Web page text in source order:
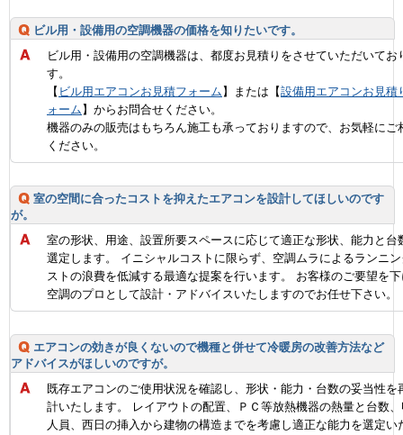
ビル用・設備用の空調機器の価格を知りたいです。
ビル用・設備用の空調機器は、都度お見積りをさせていただいてお
す。
【 ビル用エアコンお見積フォーム 】または【設備用エアコンお見積
ォーム 】からお問合せください。
機器のみの販売はもちろん施工も承っておりますので、お気軽にご
ください。
室の空間に合ったコストを抑えたエアコンを設計してほしいのです
が。
室の形状、用途、設置所要スペースに応じて適正な形状、能力と台
選定します。 イニシャルコストに限らず、空調ムラによるランニ
ストの浪費を低減する最適な提案を行います。 お客様のご要望を
空調のプロとして設計・アドバイスいたしますのでお任せ下さい。
エアコンの効きが良くないので機種と併せて冷暖房の改善方法など
アドバイスがほしいのですが。
既存エアコンのご使用状況を確認し、形状・能力・台数の妥当性を
計いたします。 レイアウトの配置、ＰＣ等放熱機器の熱量と台数
人員、西日の挿入から建物の構造までを考慮し適正な能力を選定い